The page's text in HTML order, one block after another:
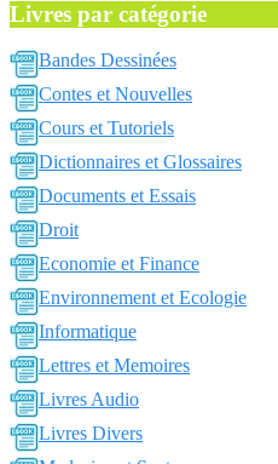
Livres par catégorie
Bandes Dessinées
Contes et Nouvelles
Cours et Tutoriels
Dictionnaires et Glossaires
Documents et Essais
Droit
Economie et Finance
Environnement et Ecologie
Informatique
Lettres et Memoires
Livres Audio
Livres Divers